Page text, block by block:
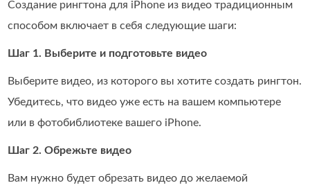
Создание рингтона для iPhone из видео традиционным
способом включает в себя следующие шаги:
Шаг 1. Выберите и подготовьте видео
Выберите видео, из которого вы хотите создать рингтон.
Убедитесь, что видео уже есть на вашем компьютере
или в фотобиблиотеке вашего iPhone.
Шаг 2. Обрежьте видео
Вам нужно будет обрезать видео до желаемой